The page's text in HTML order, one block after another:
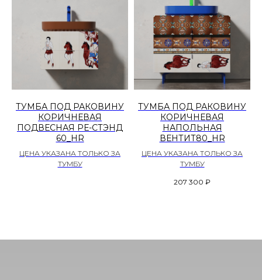
ТУМБА ПОД РАКОВИНУ
КОРИЧНЕВАЯ
ПОДВЕСНАЯ РЕ-СТЭНД
60_HR
ЦЕНА УКАЗАНА ТОЛЬКО ЗА
ТУМБУ
ТУМБА ПОД РАКОВИНУ
КОРИЧНЕВАЯ
НАПОЛЬНАЯ
ВЕНТИТ80_HR
ЦЕНА УКАЗАНА ТОЛЬКО ЗА
ТУМБУ
207 300 ₽